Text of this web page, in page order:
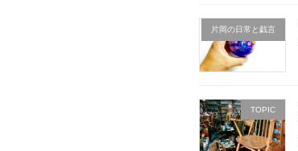
片岡の日常と戯言
TOPIC